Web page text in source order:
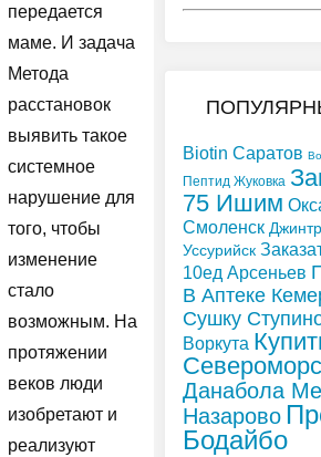
передается
маме. И задача
Метода
расстановок
выявить такое
системное
нарушение для
того, чтобы
изменение
стало
возможным. На
протяжении
веков люди
изобретают и
реализуют
Biotin Саратов
Пептид Жуковка
75 Ишим
Смоленск
Уссурийск
10ед Арсеньев
В Аптеке
Сушку
Воркута
Данабола
Назарово
Бодайбо